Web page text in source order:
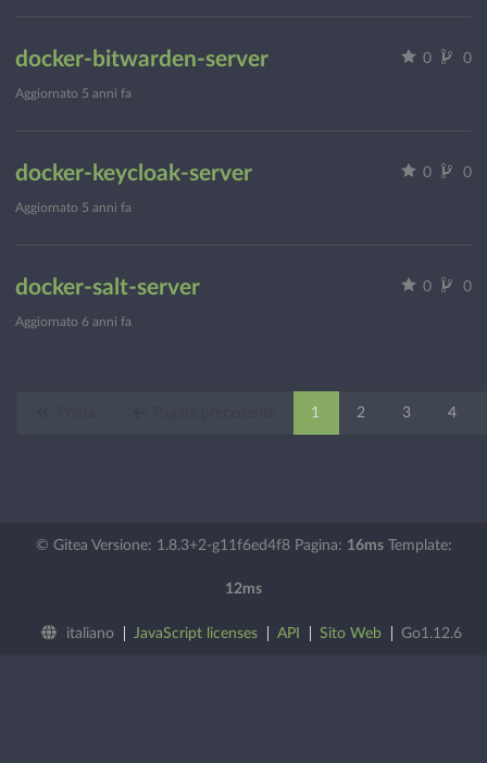
docker-bitwarden-server 0 0
Aggiornato 5 anni fa
docker-keycloak-server 0 0
Aggiornato 5 anni fa
docker-salt-server 0 0
Aggiornato 6 anni fa
1 2 3 4
© Gitea Versione: 1.8.3+2-g11f6ed4f8 Pagina: 16msTemplate:
12ms
italiano JavaScript licenses API Sito Web Go1.12.6